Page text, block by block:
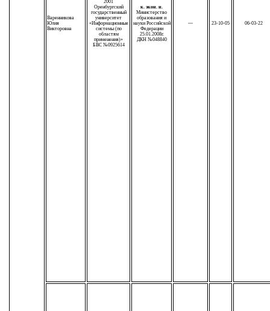
Варенникова
Юлия
Викторовна
2001
Оренбургский
государственный
университет
«Информационные
системы (по
областям
применения)»
БВС №0925614
к. экон. н.
Министерство
образования и
науки Российской
Федерации
25.01.2008г.
ДКН №048840
— 23-10-05 06-03-22